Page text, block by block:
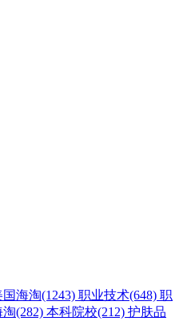
国海淘(1243) 职业技术(648) 职
(282) 本科院校(212) 护肤品